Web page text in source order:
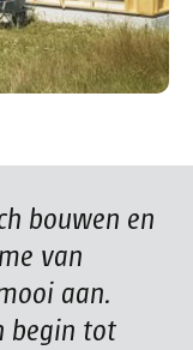
bouwen en
van
aan.
begin tot